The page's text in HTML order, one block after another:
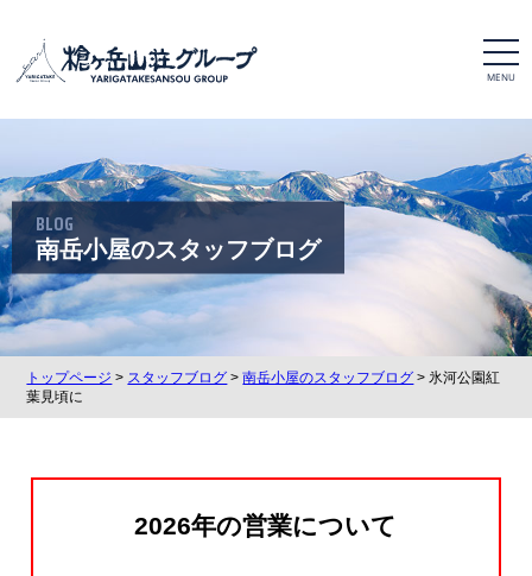
t
o
g
l
n
a
v
g
a
o
n
BLOG
南岳小屋のスタッフブログ
トップページ > スタッフブログ >南岳小屋のスタッフブログ > 氷河公園紅
葉見頃に
2026年の営業について